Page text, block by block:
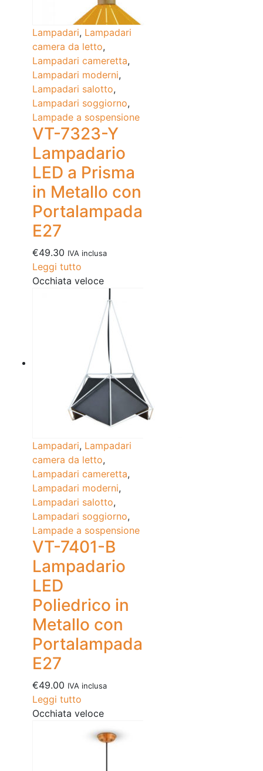
Lampadari, Lampadari
camera da letto,
Lampadari cameretta,
Lampadari moderni,
Lampadari salotto,
Lampadari soggiorno,
Lampade a sospensione
VT-7323-Y
Lampadario
LED a Prisma
in Metallo con
Portalampada
E27
€49.30 IVA inclusa
Leggi tutto
Occhiata veloce
Lampadari, Lampadari
camera da letto,
Lampadari cameretta,
Lampadari moderni,
Lampadari salotto,
Lampadari soggiorno,
Lampade a sospensione
VT-7401-B
Lampadario
LED
Poliedrico in
Metallo con
Portalampada
E27
€49.00 IVA inclusa
Leggi tutto
Occhiata veloce